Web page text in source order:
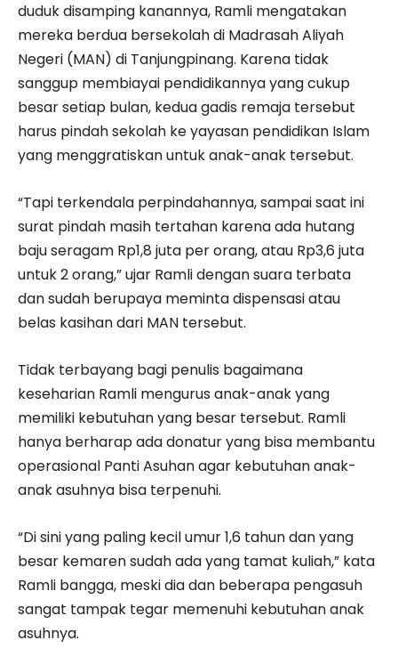
duduk disamping kanannya, Ramli mengatakan
mereka berdua bersekolah di Madrasah Aliyah
Negeri (MAN) di Tanjungpinang. Karena tidak
sanggup membiayai pendidikannya yang cukup
besar setiap bulan, kedua gadis remaja tersebut
harus pindah sekolah ke yayasan pendidikan Islam
yang menggratiskan untuk anak-anak tersebut.
“Tapi terkendala perpindahannya, sampai saat ini
surat pindah masih tertahan karena ada hutang
baju seragam Rp1,8 juta per orang, atau Rp3,6 juta
untuk 2 orang,” ujar Ramli dengan suara terbata
dan sudah berupaya meminta dispensasi atau
belas kasihan dari MAN tersebut.
Tidak terbayang bagi penulis bagaimana
keseharian Ramli mengurus anak-anak yang
memiliki kebutuhan yang besar tersebut. Ramli
hanya berharap ada donatur yang bisa membantu
operasional Panti Asuhan agar kebutuhan anak-
anak asuhnya bisa terpenuhi.
“Di sini yang paling kecil umur 1,6 tahun dan yang
besar kemaren sudah ada yang tamat kuliah,” kata
Ramli bangga, meski dia dan beberapa pengasuh
sangat tampak tegar memenuhi kebutuhan anak
asuhnya.